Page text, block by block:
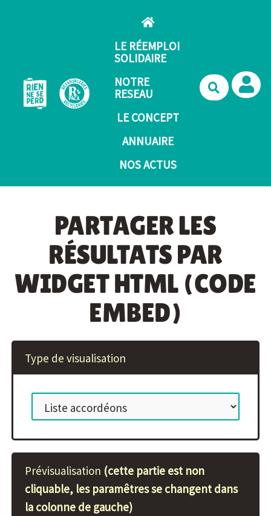
LE RÉEMPLOI
SOLIDAIRE
NOTRE
RESEAU
LE CONCEPT
ANNUAIRE
NOS ACTUS
PARTAGER LES
RÉSULTATS PAR
WIDGET HTML (CODE
EMBED)
Type de visualisation
Prévisualisation (cette partie est non
cliquable, les paramêtres se changent dans
la colonne de gauche)